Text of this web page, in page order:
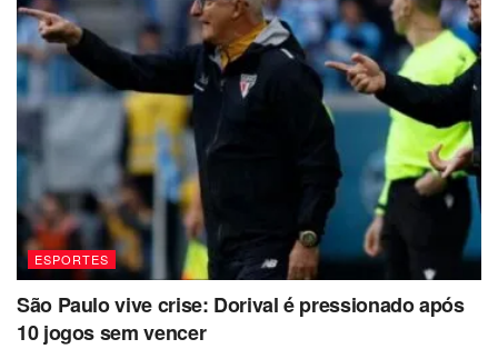
ESPORTES
São Paulo vive crise: Dorival é pressionado após
10 jogos sem vencer